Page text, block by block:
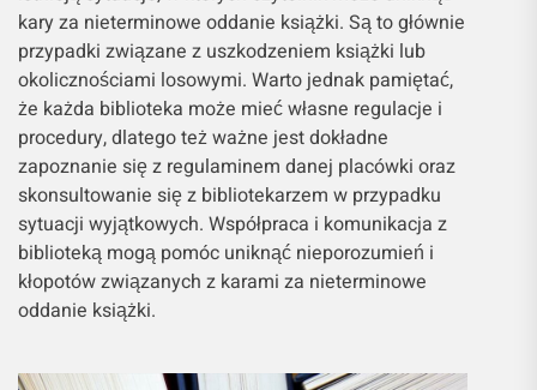
kary za nieterminowe oddanie książki. Są to głównie
przypadki związane z uszkodzeniem książki lub
okolicznościami losowymi. Warto jednak pamiętać,
że każda biblioteka może mieć własne regulacje i
procedury, dlatego też ważne jest dokładne
zapoznanie się z regulaminem danej placówki oraz
skonsultowanie się z bibliotekarzem w przypadku
sytuacji wyjątkowych. Współpraca i komunikacja z
biblioteką mogą pomóc uniknąć nieporozumień i
kłopotów związanych z karami za nieterminowe
oddanie książki.